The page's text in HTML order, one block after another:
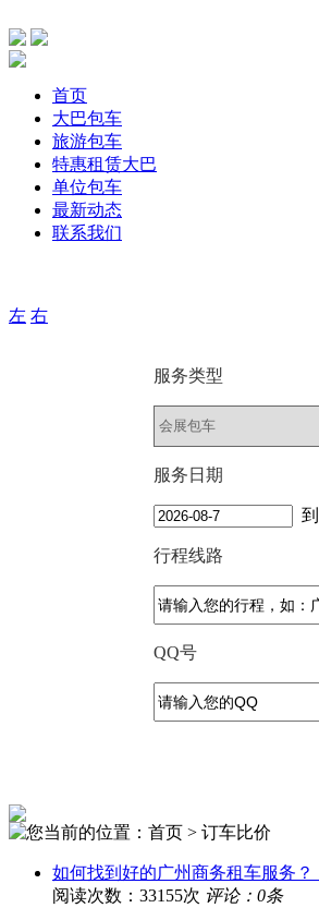
首页
大巴包车
旅游包车
特惠租赁大巴
单位包车
最新动态
联系我们
左 右
服务类型
服务日期
到
行程线路
QQ号
您当前的位置：首页 > 订车比价
如何找到好的广州商务租车服务？
阅读次数：33155次 评论：0条